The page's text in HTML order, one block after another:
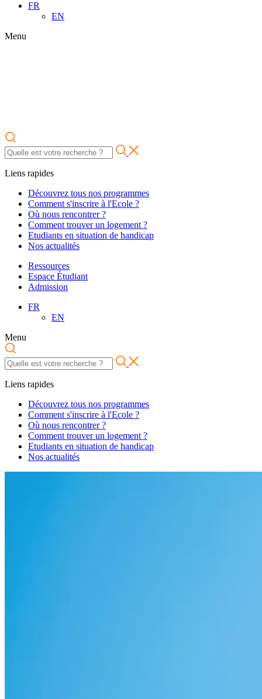
FR
EN
Menu
Liens rapides
Découvrez tous nos programmes
Comment s'inscrire à l'Ecole ?
Où nous rencontrer ?
Comment trouver un logement ?
Etudiants en situation de handicap
Nos actualités
Ressources
Espace Étudiant
Admission
FR
EN
Menu
Liens rapides
Découvrez tous nos programmes
Comment s'inscrire à l'Ecole ?
Où nous rencontrer ?
Comment trouver un logement ?
Etudiants en situation de handicap
Nos actualités